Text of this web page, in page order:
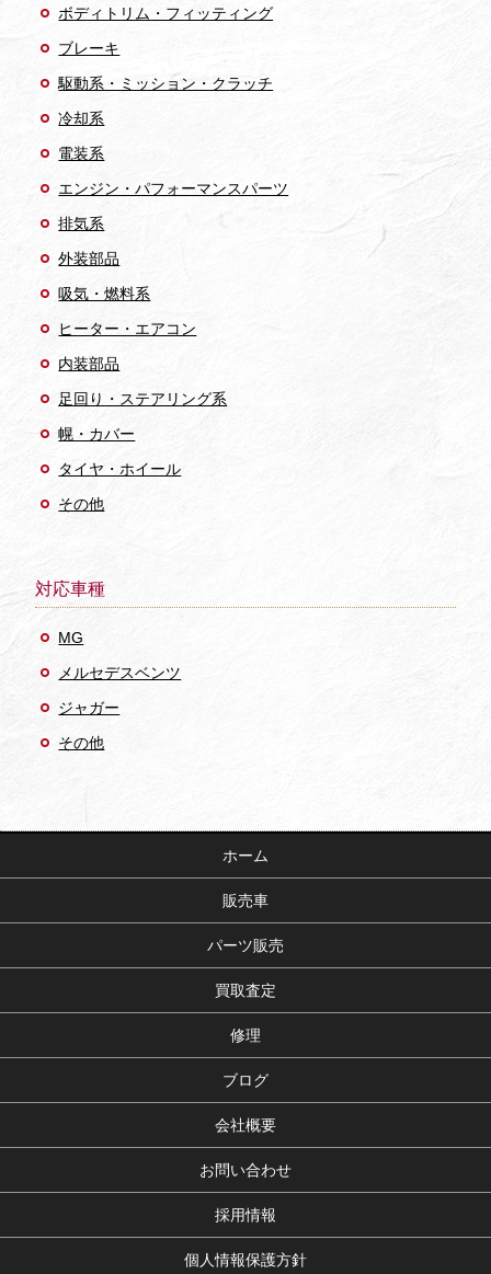
ボディトリム・フィッティング
ブレーキ
駆動系・ミッション・クラッチ
冷却系
電装系
エンジン・パフォーマンスパーツ
排気系
外装部品
吸気・燃料系
ヒーター・エアコン
内装部品
足回り・ステアリング系
幌・カバー
タイヤ・ホイール
その他
対応車種
MG
メルセデスベンツ
ジャガー
その他
ホーム
販売車
パーツ販売
買取査定
修理
ブログ
会社概要
お問い合わせ
採用情報
個人情報保護方針